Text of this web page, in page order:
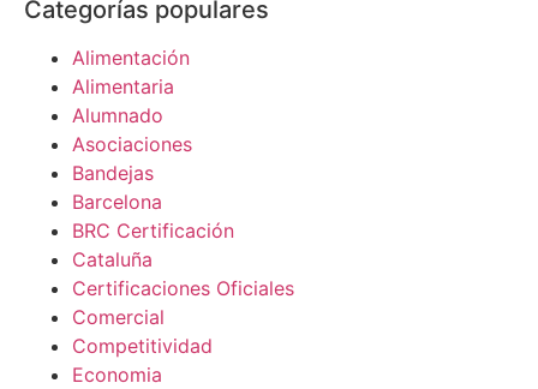
Categorías populares
Alimentación
Alimentaria
Alumnado
Asociaciones
Bandejas
Barcelona
BRC Certificación
Cataluña
Certificaciones Oficiales
Comercial
Competitividad
Economia